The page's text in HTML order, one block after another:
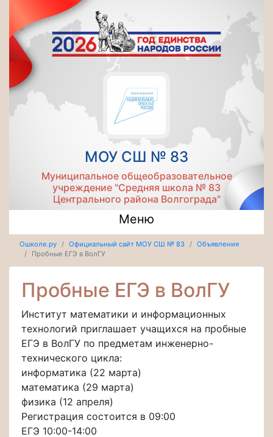
МОУ СШ № 83
Муниципальное общеобразовательное
учреждение "Средняя школа № 83
Центрального района Волгограда"
Меню
Ошколе.ру Официальный сайт МОУ СШ № 83
Объявления
Пробные ЕГЭ в ВолГУ
Пробные ЕГЭ в ВолГУ
Институт математики и информационных
технологий приглашает учащихся на пробные
ЕГЭ в ВолГУ по предметам инженерно-
технического цикла:
информатика (22 марта)
математика (29 марта)
физика (12 апреля)
Регистрация состоится в 09:00
ЕГЭ 10:00-14:00